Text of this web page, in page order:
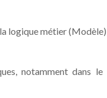
logique métier
notamment dans le